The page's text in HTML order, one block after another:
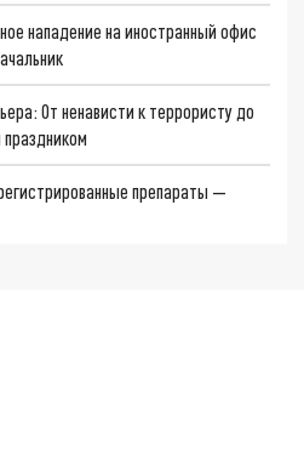
нападение на иностранный офис
От ненависти к террористу до
препараты —